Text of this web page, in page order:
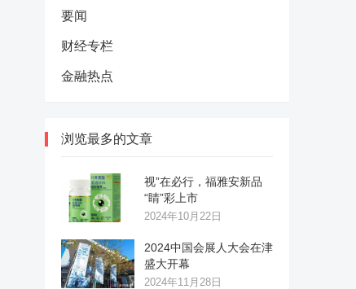
要闻
财经专栏
金融热点
浏览最多的文章
视”在必行，福雅安新品
“睛”彩上市
2024年10月22日
2024中国会展人大会在津
盛大开幕
2024年11月28日